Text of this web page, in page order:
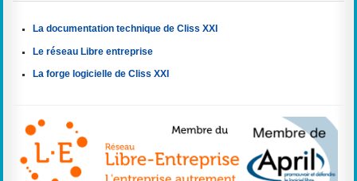
La documentation technique de Cliss XXI
Le réseau Libre entreprise
La forge logicielle de Cliss XXI